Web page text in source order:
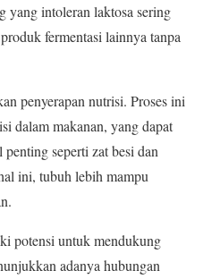
yang intoleran laktosa sering
fermentasi lainnya tanpa
penyerapan nutrisi. Proses ini
dalam makanan, yang dapat
seperti zat besi dan
ini, tubuh lebih mampu
potensi untuk mendukung
adanya hubungan